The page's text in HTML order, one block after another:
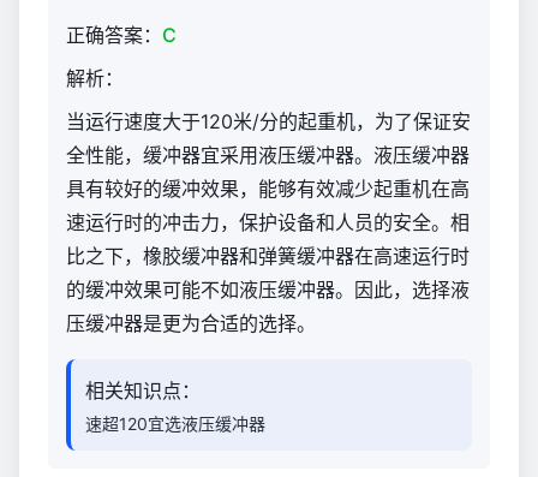
正确答案： C
解析：
当运行速度大于120米/分的起重机，为了保证安
全性能，缓冲器宜采用液压缓冲器。液压缓冲器
具有较好的缓冲效果，能够有效减少起重机在高
速运行时的冲击力，保护设备和人员的安全。相
比之下，橡胶缓冲器和弹簧缓冲器在高速运行时
的缓冲效果可能不如液压缓冲器。因此，选择液
压缓冲器是更为合适的选择。
相关知识点：
速超120宜选液压缓冲器